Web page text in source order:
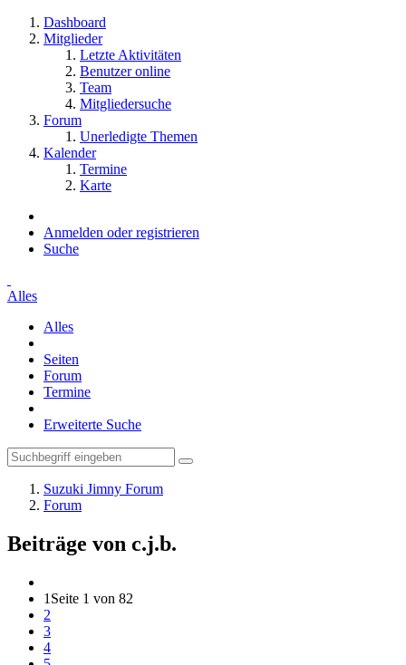
Dashboard
Mitglieder
Letzte Aktivitäten
Benutzer online
Team
Mitgliedersuche
Forum
Unerledigte Themen
Kalender
Termine
Karte
Anmelden oder registrieren
Suche
Alles
Alles
Seiten
Forum
Termine
Erweiterte Suche
Suzuki Jimny Forum
Forum
Beiträge von c.j.b.
1 Seite 1 von 82
2
3
4